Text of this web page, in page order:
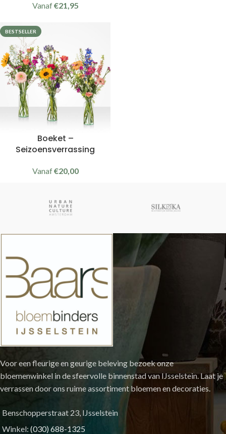
Vanaf€21,95
BESTSELLER
Boeket –
Seizoensverrassing
Vanaf€20,00
Voor een fleurige en geurige beleving bezoek onze
bloemenwinkel in de sfeervolle binnenstad van IJsselstein. Laat je
verrassen door ons ruime assortiment bloemen en decoraties.
Benschopperstraat 23, IJsselstein
Winkel: (030) 688-1325